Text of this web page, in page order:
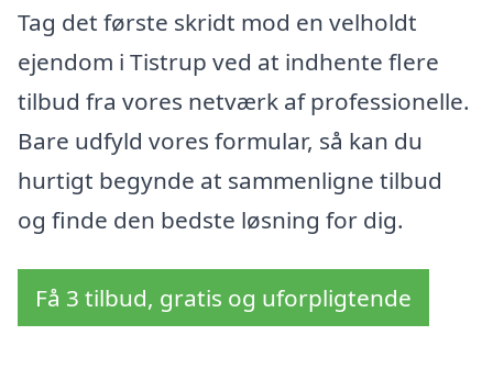
Tag det første skridt mod en velholdt
ejendom i Tistrup ved at indhente flere
tilbud fra vores netværk af professionelle.
Bare udfyld vores formular, så kan du
hurtigt begynde at sammenligne tilbud
og finde den bedste løsning for dig.
Få 3 tilbud, gratis og uforpligtende